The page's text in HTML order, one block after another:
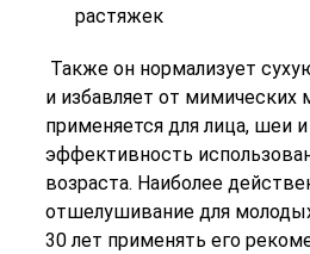
растяжек
Также он нормализует
и избавляет от
применяется для лица, шеи
эффективность
возраста. Наиболее
отшелушивание для
30 лет применять его